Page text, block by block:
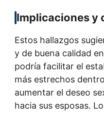
Implicaciones y
Estos hallazgos
y de buena calidad
podría facilitar el
más estrechos
aumentar el deseo
hacia sus esposas.